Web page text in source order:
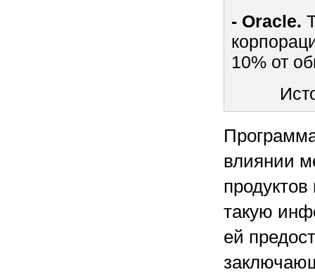
- Oracle.
10% от
влиянии
такую
ей